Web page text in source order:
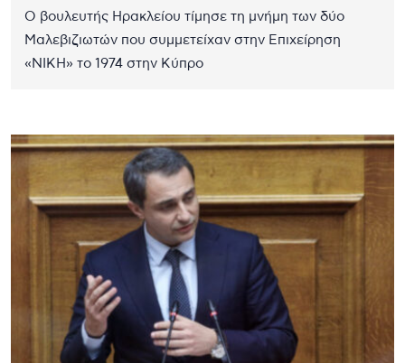
Ο βουλευτής Ηρακλείου τίμησε τη μνήμη των δύο
Μαλεβιζιωτών που συμμετείχαν στην Επιχείρηση
«ΝΙΚΗ» το 1974 στην Κύπρο